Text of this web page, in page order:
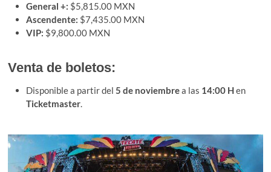
General +: $5,815.00 MXN
Ascendente: $7,435.00 MXN
VIP: $9,800.00 MXN
Venta de boletos:
Disponible a partir del5 de noviembrea las 14:00 Hen
Ticketmaster.